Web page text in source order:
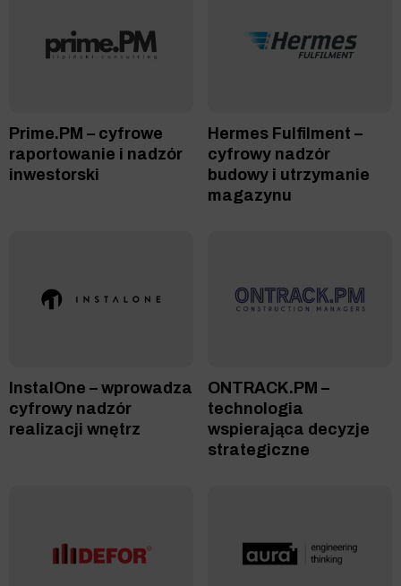
Prime.PM – cyfrowe
raportowanie i nadzór
inwestorski
Hermes Fulfilment –
cyfrowy nadzór
budowy i utrzymanie
magazynu
InstalOne – wprowadza
cyfrowy nadzór
realizacji wnętrz
ONTRACK.PM –
technologia
wspierająca decyzje
strategiczne